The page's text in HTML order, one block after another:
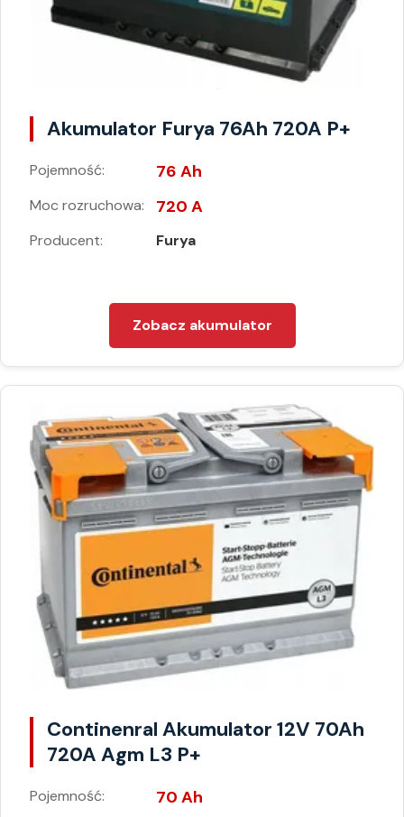
Akumulator Furya 76Ah 720A P+
Pojemność: 76 Ah
Moc rozruchowa: 720 A
Producent: Furya
Zobacz akumulator
Continenral Akumulator 12V 70Ah
720A Agm L3 P+
Pojemność: 70 Ah